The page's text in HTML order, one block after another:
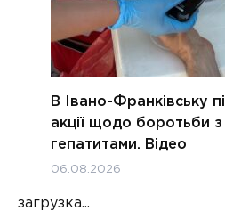
В Івано-Франківську
акції щодо боротьби з
гепатитами. Відео
06.08.2026
загрузка...